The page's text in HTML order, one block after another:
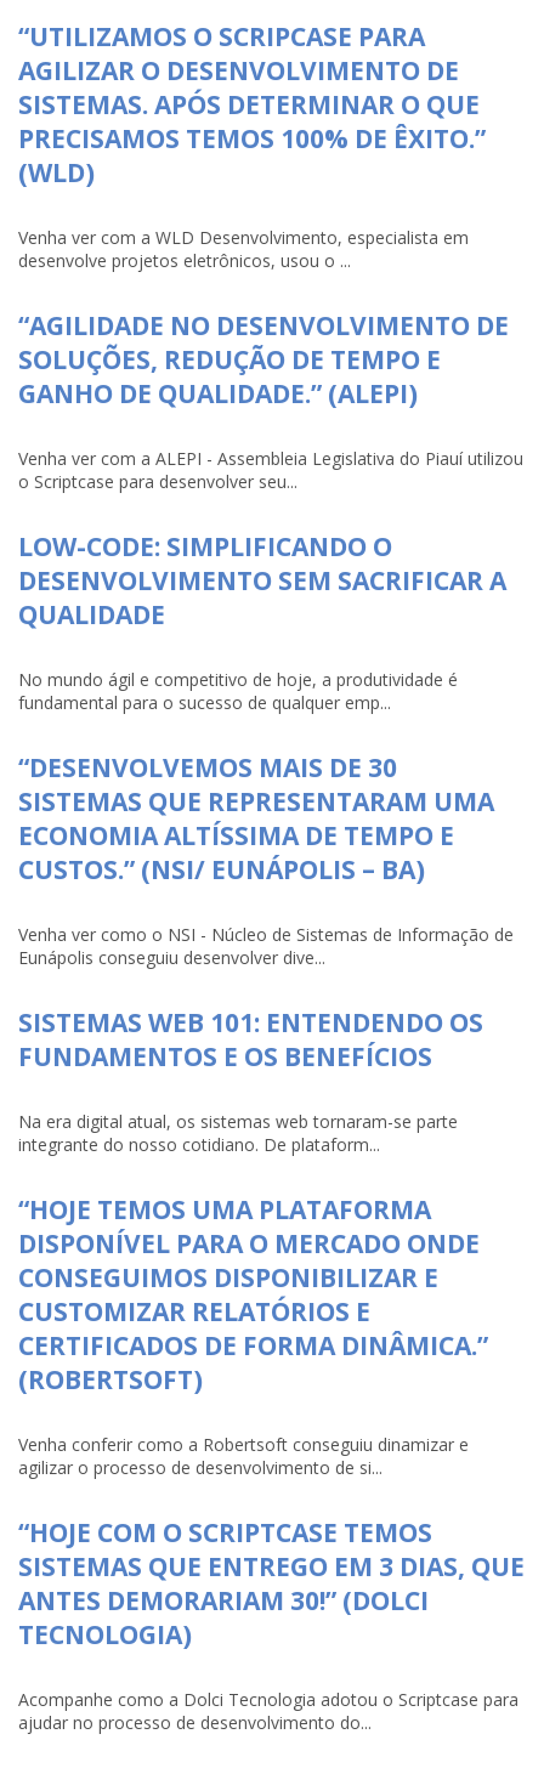
“UTILIZAMOS O SCRIPCASE PARA
AGILIZAR O DESENVOLVIMENTO DE
SISTEMAS. APÓS DETERMINAR O QUE
PRECISAMOS TEMOS 100% DE ÊXITO.”
(WLD)
Venha ver com a WLD Desenvolvimento, especialista em
desenvolve projetos eletrônicos, usou o ...
“AGILIDADE NO DESENVOLVIMENTO DE
SOLUÇÕES, REDUÇÃO DE TEMPO E
GANHO DE QUALIDADE.” (ALEPI)
Venha ver com a ALEPI - Assembleia Legislativa do Piauí utilizou
o Scriptcase para desenvolver seu...
LOW-CODE: SIMPLIFICANDO O
DESENVOLVIMENTO SEM SACRIFICAR A
QUALIDADE
No mundo ágil e competitivo de hoje, a produtividade é
fundamental para o sucesso de qualquer emp...
“DESENVOLVEMOS MAIS DE 30
SISTEMAS QUE REPRESENTARAM UMA
ECONOMIA ALTÍSSIMA DE TEMPO E
CUSTOS.” (NSI/ EUNÁPOLIS – BA)
Venha ver como o NSI - Núcleo de Sistemas de Informação de
Eunápolis conseguiu desenvolver dive...
SISTEMAS WEB 101: ENTENDENDO OS
FUNDAMENTOS E OS BENEFÍCIOS
Na era digital atual, os sistemas web tornaram-se parte
integrante do nosso cotidiano. De plataform...
“HOJE TEMOS UMA PLATAFORMA
DISPONÍVEL PARA O MERCADO ONDE
CONSEGUIMOS DISPONIBILIZAR E
CUSTOMIZAR RELATÓRIOS E
CERTIFICADOS DE FORMA DINÂMICA.”
(ROBERTSOFT)
Venha conferir como a Robertsoft conseguiu dinamizar e
agilizar o processo de desenvolvimento de si...
“HOJE COM O SCRIPTCASE TEMOS
SISTEMAS QUE ENTREGO EM 3 DIAS, QUE
ANTES DEMORARIAM 30!” (DOLCI
TECNOLOGIA)
Acompanhe como a Dolci Tecnologia adotou o Scriptcase para
ajudar no processo de desenvolvimento do...